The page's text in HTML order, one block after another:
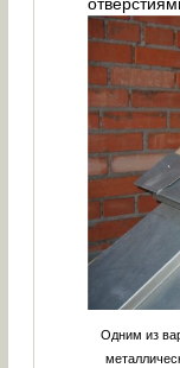
Одним из